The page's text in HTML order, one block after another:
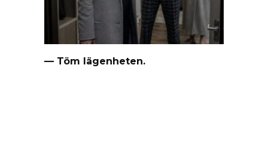
— Töm lägenheten.